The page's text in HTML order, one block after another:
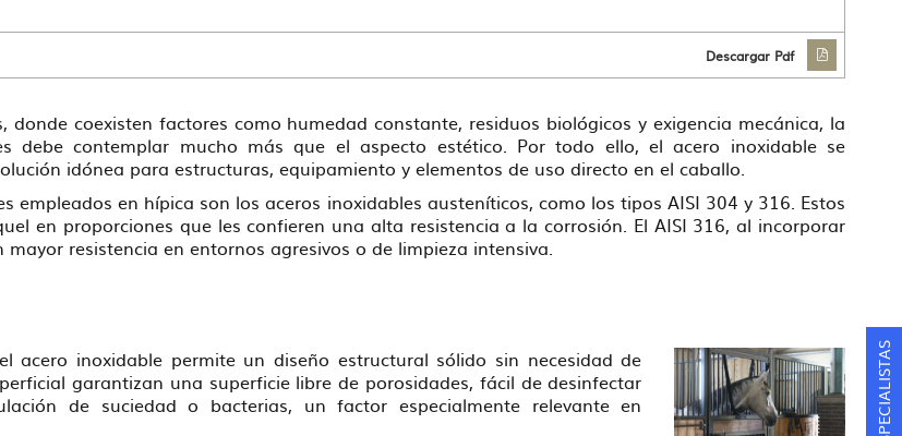
Descargar Pdf
donde coexisten factores como humedad constante, residuos biológicos y exigencia mecánica, la
debe contemplar mucho más que el aspecto estético. Por todo ello, el acero inoxidable se
idónea para estructuras, equipamiento y elementos de uso directo en el caballo.
empleados en hípica son los aceros inoxidables austeníticos, como los tipos AISI 304 y 316. Estos
en proporciones que les confieren una alta resistencia a la corrosión. El AISI 316, al incorporar
resistencia en entornos agresivos o de limpieza intensiva.
acero inoxidable permite un diseño estructural sólido sin necesidad de
garantizan una superficie libre de porosidades, fácil de desinfectar
de suciedad o bacterias, un factor especialmente relevante en